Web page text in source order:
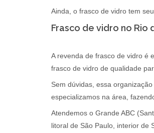
Ainda, o frasco de vidro tem
Frasco de vidro no Rio
A revenda de frasco de vidro é
frasco de vidro de qualidade
Sem dúvidas, essa
especializamos na área,
Atendemos o Grande ABC
litoral de São Paulo, interior de